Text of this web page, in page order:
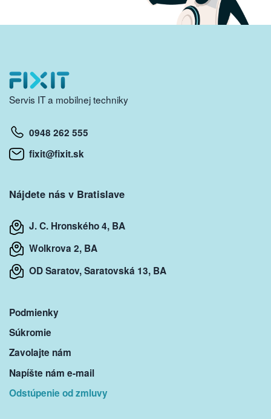
Servis IT a mobilnej techniky
0948 262 555
fixit@fixit.sk
Nájdete nás v Bratislave
J. C. Hronského 4, BA
Wolkrova 2, BA
OD Saratov, Saratovská 13, BA
Podmienky
Súkromie
Zavolajte nám
Napíšte nám e-mail
Odstúpenie od zmluvy